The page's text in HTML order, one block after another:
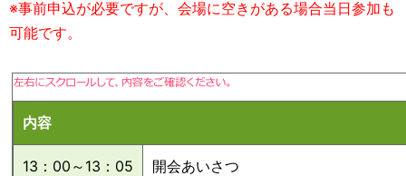
※事前申込が必要ですが、会場に空きがある場合当日参加も
可能です。
内容
13：00～13：05 開会あいさつ